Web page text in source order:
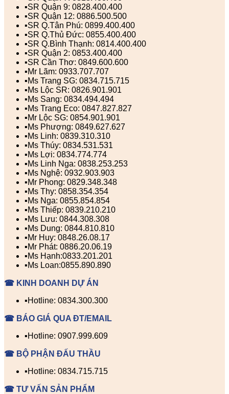
▪️SR Quận 9: 0828.400.400
▪️SR Quận 12: 0886.500.500
▪️SR Q.Tân Phú: 0899.400.400
▪️SR Q.Thủ Đức: 0855.400.400
▪️SR Q.Bình Thạnh: 0814.400.400
▪️SR Quận 2: 0853.400.400
▪️SR Cần Thơ: 0849.600.600
▪️Mr Lãm: 0933.707.707
▪️Ms Trang SG: 0834.715.715
▪️Ms Lộc SR: 0826.901.901
▪️Ms Sang: 0834.494.494
▪️Ms Trang Eco: 0847.827.827
▪️Mr Lộc SG: 0854.901.901
▪️Ms Phượng: 0849.627.627
▪️Ms Linh: 0839.310.310
▪️Ms Thúy: 0834.531.531
▪️Ms Lợi: 0834.774.774
▪️Ms Linh Nga: 0838.253.253
▪️Ms Nghệ: 0932.903.903
▪️Mr Phong: 0829.348.348
▪️Ms Thy: 0858.354.354
▪️Ms Nga: 0855.854.854
▪️Ms Thiếp: 0839.210.210
▪️Ms Lưu: 0844.308.308
▪️Ms Dung: 0844.810.810
▪️Mr Huy: 0848.26.08.17
▪️Mr Phát: 0886.20.06.19
▪️Ms Hạnh:0833.201.201
▪️Ms Loan:0855.890.890
☎ KINH DOANH DỰ ÁN
▪️Hotline: 0834.300.300
☎ BÁO GIÁ QUA ĐT/EMAIL
▪️Hotline: 0907.999.609
☎ BỘ PHẬN ĐẤU THẦU
▪️Hotline: 0834.715.715
☎ TƯ VẤN SẢN PHẨM